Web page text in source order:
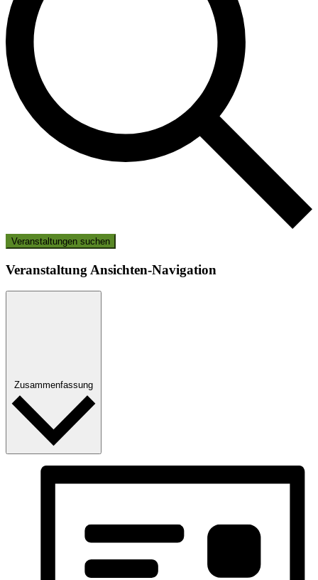
Veranstaltungen suchen
Ver­an­stal­tung Ansichten-Navigation
Zusammenfassung